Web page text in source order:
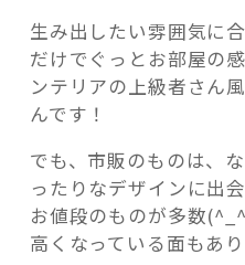
生み出したい雰囲気に
だけでぐっとお部屋の
ンテリアの上級者さん
んです！
でも、市販のものは、
ったりなデザインに出
お値段のものが多数
高くなっている面もあり